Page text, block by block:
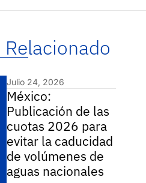
Relacionado
Julio 24, 2026
México:
Publicación de las
cuotas 2026 para
evitar la caducidad
de volúmenes de
aguas nacionales